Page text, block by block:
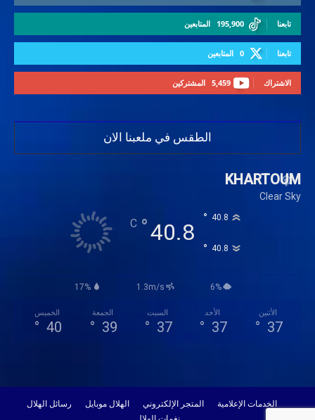
195,900 المتابعين تابعنا
0 المتابعين تابعنا
5,459 المشتركين الاشتراك
الطقس في ملعبنا الان
KHARTOUM
Clear Sky
40.8
°
C 40.8
°
40.8
°
17% 1.3m/s 6%
الخميس
40
°
الجمعة
39
°
السبت
37
°
الأحد
37
°
الأثنين
37
°
الخدمات الإعلامية المتجر الإلكتروني الهلال موبايل
رسائل الهلال